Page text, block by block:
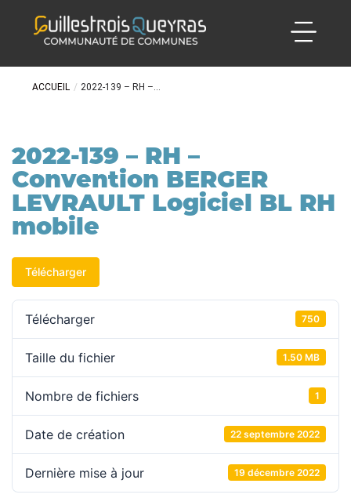
ACCUEIL / 2022-139 – RH –...
2022-139 – RH –
Convention BERGER
LEVRAULT Logiciel BL RH
mobile
Télécharger
Télécharger 750
Taille du fichier 1.50 MB
Nombre de fichiers 1
Date de création 22 septembre 2022
Dernière mise à jour 19 décembre 2022